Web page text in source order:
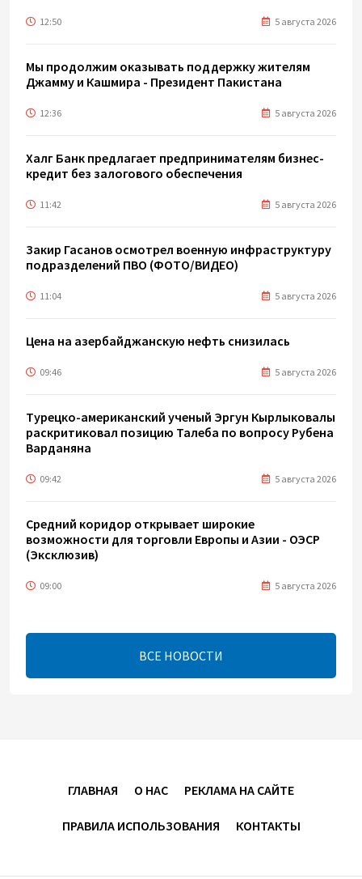
12:50 5 августа 2026
Мы продолжим оказывать поддержку жителям
Джамму и Кашмира - Президент Пакистана
12:36 5 августа 2026
Халг Банк предлагает предпринимателям бизнес-
кредит без залогового обеспечения
11:42 5 августа 2026
Закир Гасанов осмотрел военную инфраструктуру
подразделений ПВО (ФОТО/ВИДЕО)
11:04 5 августа 2026
Цена на азербайджанскую нефть cнизилась
09:46 5 августа 2026
Турецко-американский ученый Эргун Кырлыковалы
раскритиковал позицию Талеба по вопросу Рубена
Варданяна
09:42 5 августа 2026
Средний коридор открывает широкие
возможности для торговли Европы и Азии - ОЭСР
(Эксклюзив)
09:00 5 августа 2026
Центральная Азия ускоряет цифровой переход:
08:00 5 августа 2026
ВСЕ НОВОСТИ
ГЛАВНАЯ О НАС РЕКЛАМА НА САЙТЕ
ПРАВИЛА ИСПОЛЬЗОВАНИЯ КОНТАКТЫ